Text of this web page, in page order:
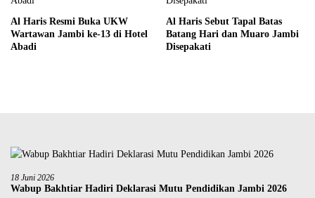
Al Haris Resmi Buka UKW
Wartawan Jambi ke-13 di Hotel
Abadi
Al Haris Sebut Tapal Batas
Batang Hari dan Muaro Jambi
Disepakati
18 Juni 2026
Wabup Bakhtiar Hadiri Deklarasi Mutu Pendidikan Jambi 2026